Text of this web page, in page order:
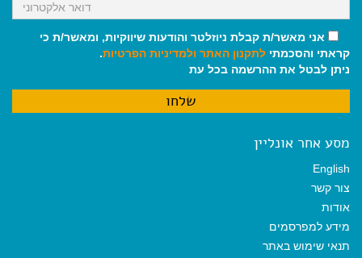
אני מאשר/ת קבלת ניוזלטר והודעות שיווקיות, ומאשר/ת כי
קראתי והסכמתי לתקנון האתר ולמדיניות הפרטיות.
ניתן לבטל את ההרשמה בכל עת
מסע אחר אונליין
English
צור קשר
אודות
מידע למפרסמים
תנאי שימוש באתר